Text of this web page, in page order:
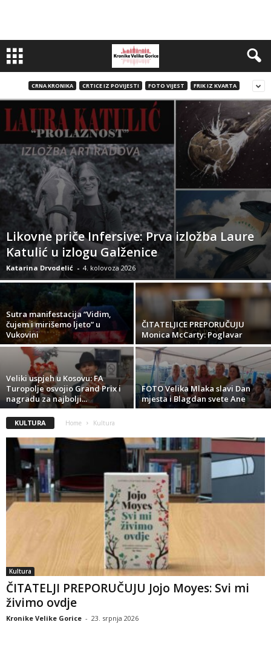
CRNA KRONIKA CRTICE IZ POVIJESTI FOTO VIJEST FRIK IZ KVARTA
Likovne priče Infersive: Prva izložba Laure
Katulić u izlogu Galženice
Katarina Drvodelić - 4. kolovoza 2026
Sutra manifestacija “Vidim,
čujem i mirišemo ljeto” u
Vukovini
ČITATELJICE PREPORUČUJU
Monica McCarty: Poglavar
Veliki uspjeh u Kosovu: FA
Turopolje osvojio Grand Prix i
nagradu za najbolji...
FOTO Velika Mlaka slavi Dan
mjesta i Blagdan svete Ane
KULTURA Home Kultura
Kultura
ČITATELJI PREPORUČUJU Jojo Moyes: Svi mi
živimo ovdje
Kronike Velike Gorice - 23. srpnja 2026